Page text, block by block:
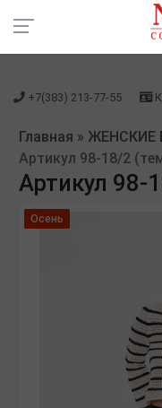
зарегистрироваться"
+7(383) 213-77-55
Главная » ЖЕНСКИЕ
Артикул 98-18/2
Артикул 98-
Осень